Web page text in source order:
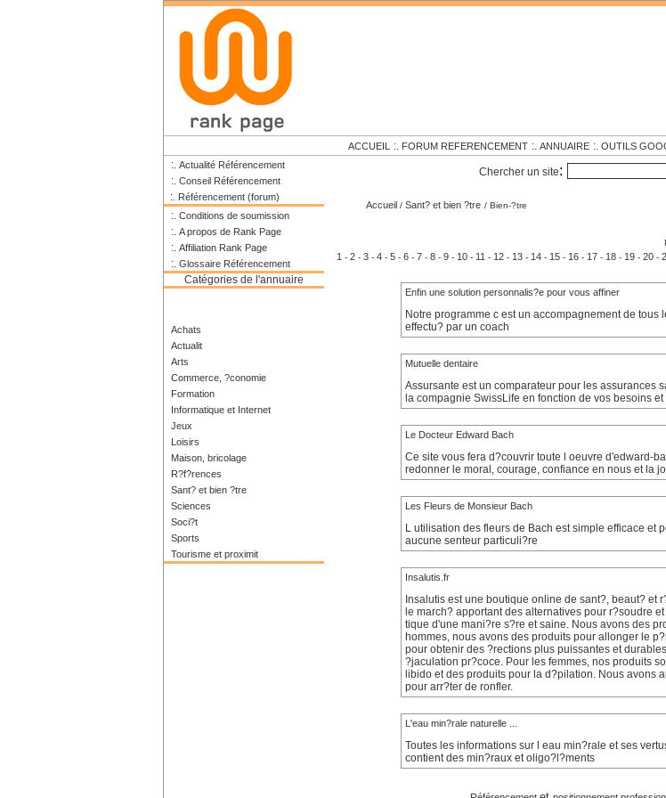
ACCUEIL :. FORUM REFERENCEMENT :. ANNUAIRE :. OUTILS
:. Actualité Référencement
:. Conseil Référencement
:. Référencement (forum)
:. Conditions de soumission
:. A propos de Rank Page
:. Affiliation Rank Page
:. Glossaire Référencement
Catégories de l'annuaire
Achats
Actualit
Arts
Commerce, ?conomie
Formation
Informatique et Internet
Jeux
Loisirs
Maison, bricolage
R?f?rences
Sant? et bien ?tre
Sciences
Soci?t
Sports
Tourisme et proximit
Chercher un site:
Accueil / Sant? et bien ?tre / Bien-?tre
1 - 2 - 3 - 4 - 5 - 6 - 7 - 8 - 9 - 10 - 11 - 12 - 13 - 14 - 15 - 16 - 17 - 18 - 19 - 20 -
Enfin une solution personnalis?e pour vous affiner
Notre programme c est un accompagnement de
effectu? par un coach
Mutuelle dentaire
Assursante est un comparateur pour les assurances
la compagnie SwissLife en fonction de vos besoins
Le Docteur Edward Bach
Ce site vous fera d?couvrir toute l oeuvre d'edward-
redonner le moral, courage, confiance en nous et la
Les Fleurs de Monsieur Bach
L utilisation des fleurs de Bach est simple efficace et
aucune senteur particuli?re
Insalutis.fr
Insalutis est une boutique online de sant?, beaut?
le march? apportant des alternatives pour r?soudre
tique d'une mani?re s?re et saine. Nous avons des
hommes, nous avons des produits pour allonger le
pour obtenir des ?rections plus puissantes et
?jaculation pr?coce. Pour les femmes, nos produits
libido et des produits pour la d?pilation. Nous avons
pour arr?ter de ronfler.
L'eau min?rale naturelle ...
Toutes les informations sur l eau min?rale et ses
contient des min?raux et oligo?l?ments